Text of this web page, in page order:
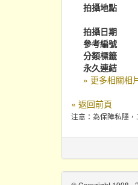
拍攝地點
拍攝日期
參考編號
分類標籤
永久連結
» 更多相關相
« 返回前頁
注意：為保障私隱